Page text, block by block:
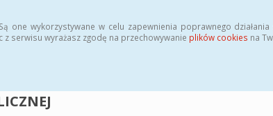
wykorzystywane w celu zapewnienia poprawnego
serwisu wyrażasz zgodę na przechowywanie plików cookies na